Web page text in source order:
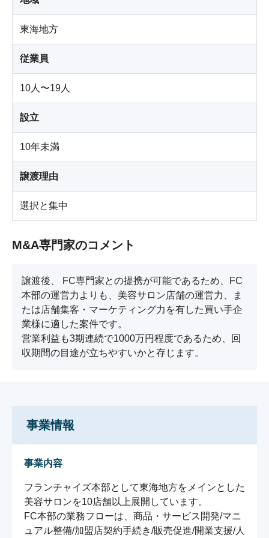
東海地方
従業員
10人〜19人
設立
10年未満
譲渡理由
選択と集中
M&A専門家のコメント
譲渡後、 FC専門家との提携が可能であるため、FC
本部の運営力よりも、美容サロン店舗の運営力、ま
たは店舗集客・マーケティング力を有した買い手企
業様に適した案件です。
営業利益も3期連続で1000万円程度であるため、回
収期間の目途が立ちやすいかと存じます。
事業情報
事業内容
フランチャイズ本部として東海地方をメインとした
美容サロンを10店舗以上展開しています。
FC本部の業務フローは、商品・サービス開発/マニ
ュアル整備/加盟店契約手続き/販売促進/開業支援/人